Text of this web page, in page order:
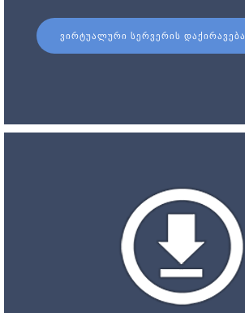
ᲕᲘᲠᲢᲣᲐᲚᲣᲠᲘ ᲡᲔᲠᲕᲔᲠᲘᲡ ᲓᲐᲥᲘᲠᲐᲕᲔᲑᲐ